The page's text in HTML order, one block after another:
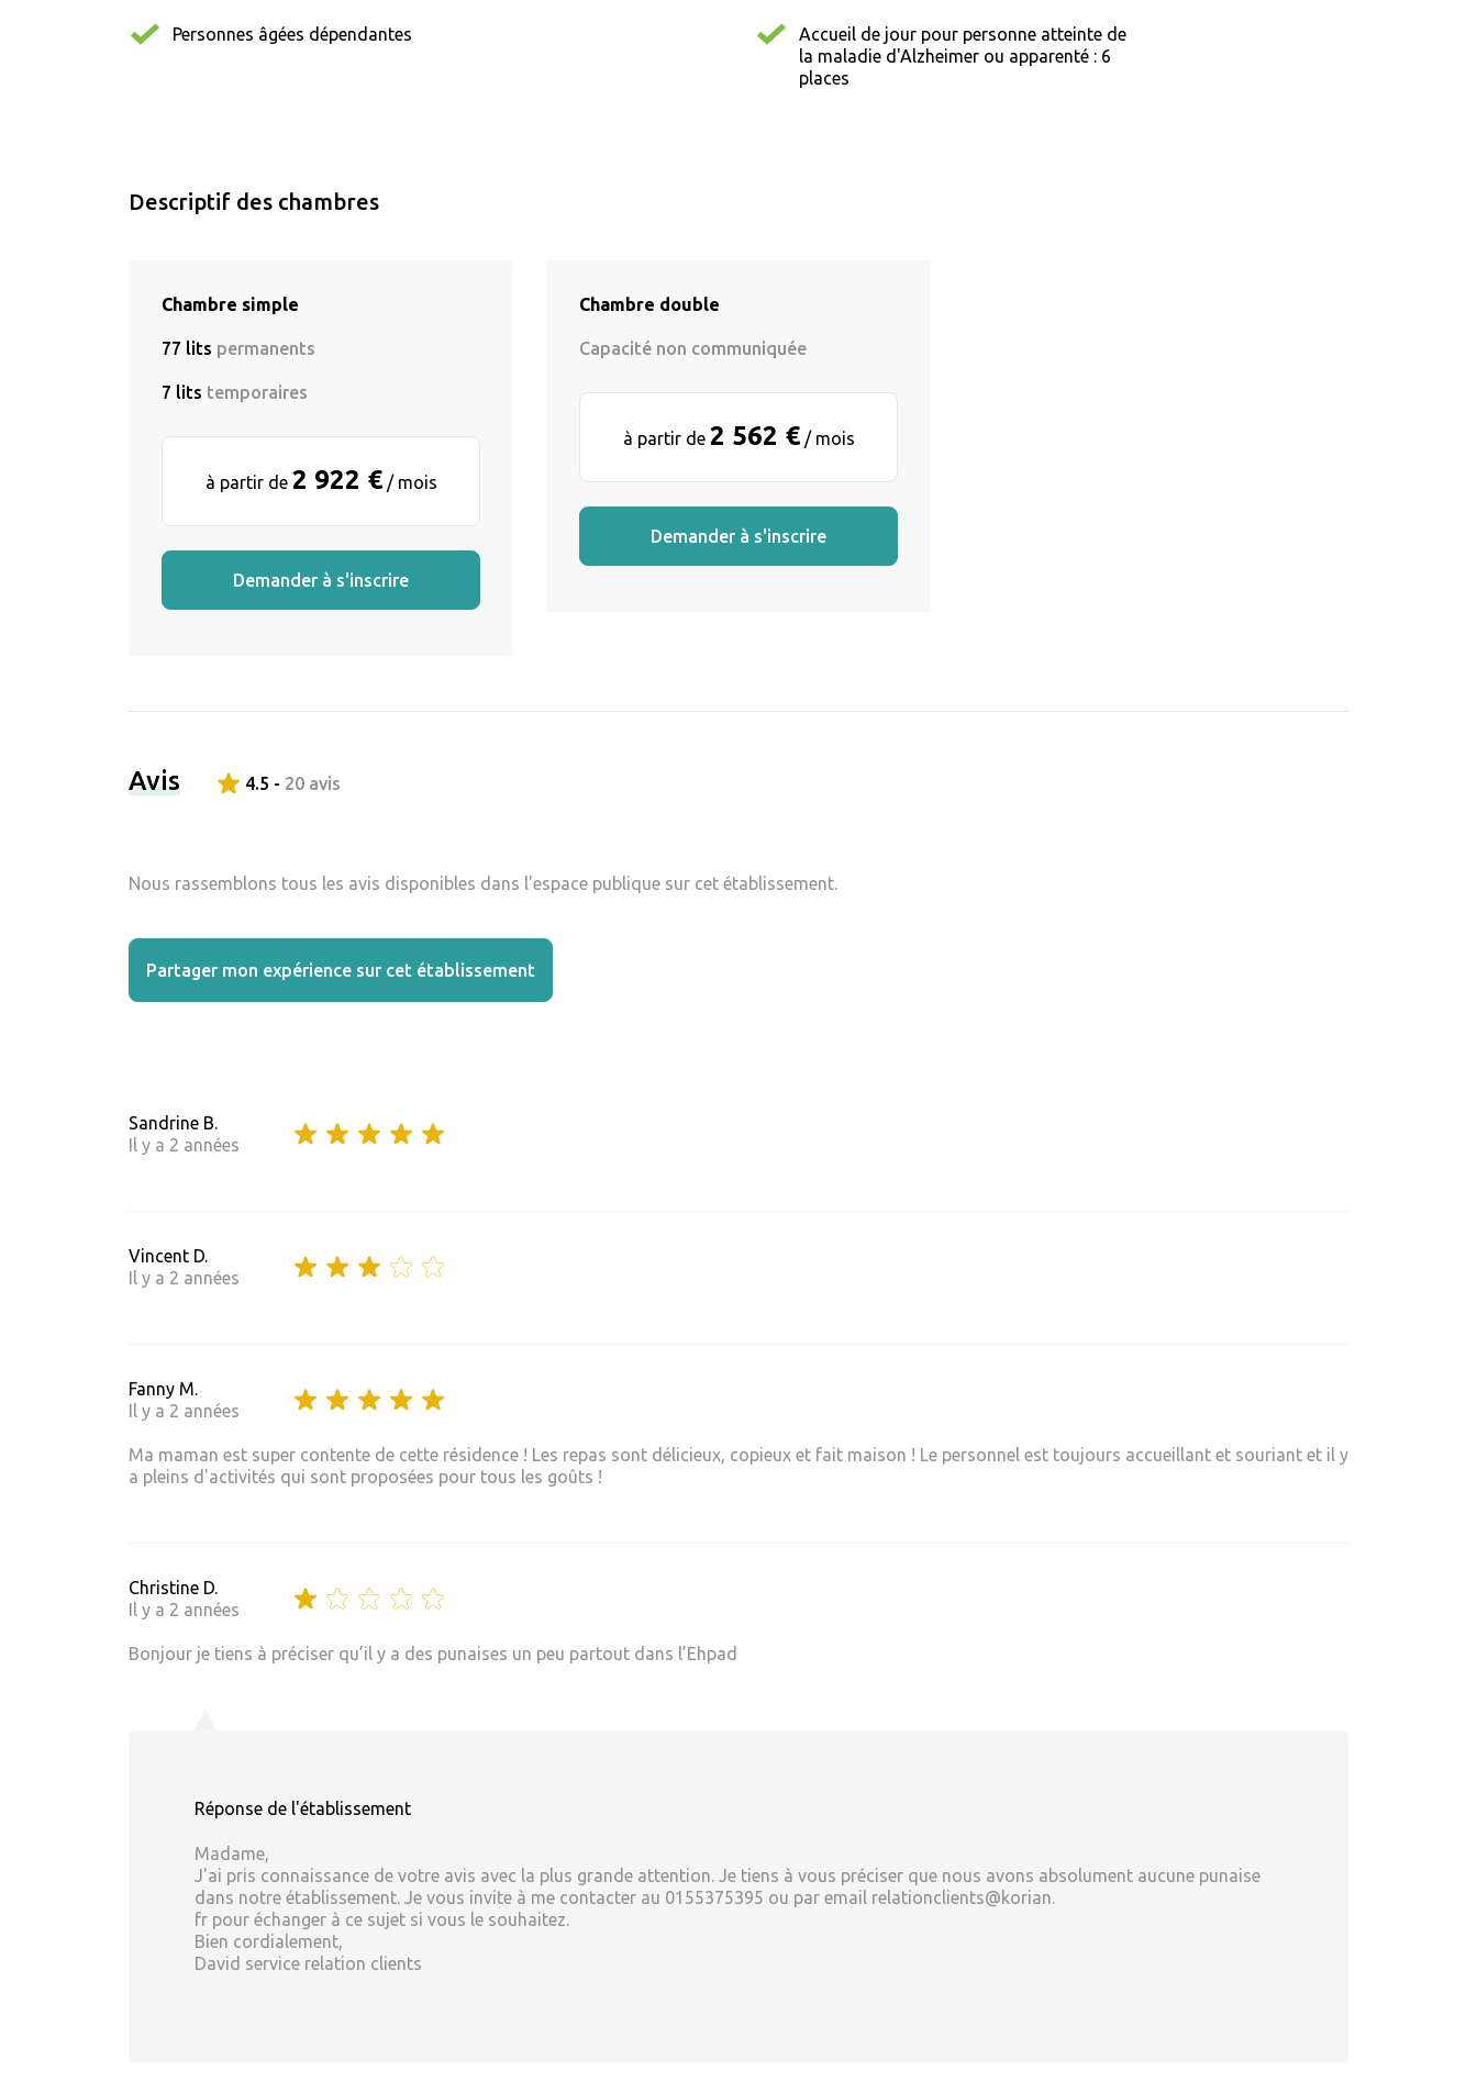
Personnes âgées dépendantes
Accueil de jour pour personne atteinte de
la maladie d'Alzheimer ou apparenté : 6
places
Descriptif des chambres
Chambre simple
77 lits permanents
7 lits temporaires
à partir de 2 922 €/ mois
Demander à s'inscrire
Chambre double
Capacité non communiquée
à partir de 2 562 €/ mois
Demander à s'inscrire
Avis 4.5 - 20 avis
Nous rassemblons tous les avis disponibles dans l'espace publique sur cet établissement.
Partager mon expérience sur cet établissement
Sandrine B.
Il y a 2 années
Vincent D.
Il y a 2 années
Fanny M.
Il y a 2 années
Ma maman est super contente de cette résidence ! Les repas sont délicieux, copieux et fait maison ! Le personnel est toujours accueillant et souriant et il y
a pleins d'activités qui sont proposées pour tous les goûts !
Christine D.
Il y a 2 années
Bonjour je tiens à préciser qu’il y a des punaises un peu partout dans l’Ehpad
Réponse de l'établissement
Madame,
J'ai pris connaissance de votre avis avec la plus grande attention. Je tiens à vous préciser que nous avons absolument aucune punaise
dans notre établissement. Je vous invite à me contacter au 0155375395 ou par email relationclients@korian.
fr pour échanger à ce sujet si vous le souhaitez.
Bien cordialement,
David service relation clients